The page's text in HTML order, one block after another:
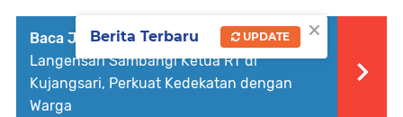
Baca Juga : Bhabinkamtibmas Polsek
Langensari Sambangi Ketua RT di
Kujangsari, Perkuat Kedekatan dengan
Warga
×
Berita Terbaru UPDATE